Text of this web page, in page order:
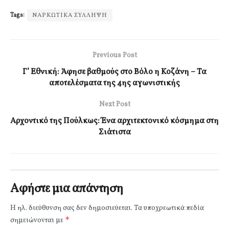
Tags: ΝΑΡΚΩΤΙΚΑ ΣΥΛΛΗΨΗ
Previous Post
Γ’ Εθνική: Άφησε βαθμούς στο Βόλο η Κοζάνη – Τα
αποτελέσματα της 4ης αγωνιστικής
Next Post
Αρχοντικό της Πούλκως: Ένα αρχιτεκτονικό κόσμημα στη
Σιάτιστα
Αφήστε μια απάντηση
Η ηλ. διεύθυνση σας δεν δημοσιεύεται. Τα υποχρεωτικά πεδία
σημειώνονται με *